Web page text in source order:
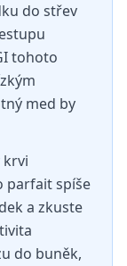
do střev
tohoto
med by
krvi
parfait spíše
a zkuste
do buněk,